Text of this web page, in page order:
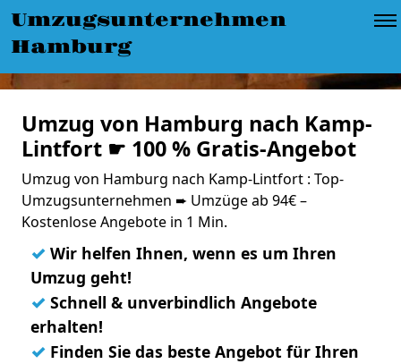
Umzugsunternehmen
Hamburg
Umzug von Hamburg nach Kamp-
Lintfort ☛ 100 % Gratis-Angebot
Umzug von Hamburg nach Kamp-Lintfort : Top-
Umzugsunternehmen ➨ Umzüge ab 94€ –
Kostenlose Angebote in 1 Min.
✓ Wir helfen Ihnen, wenn es um Ihren
Umzug geht!
✓ Schnell & unverbindlich Angebote
erhalten!
✓ Finden Sie das beste Angebot für Ihren